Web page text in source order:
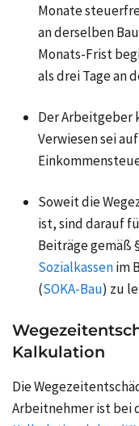
Monate
an derselben
Monats-Frist
als drei Tage an
Der Arbeitgeber
Verwiesen sei
Soweit die
ist, sind darauf
Beiträge gemäß
Sozialkassenim
(SOKA-Bau) zu
Kalkulation
Die
Arbeitnehmer ist bei